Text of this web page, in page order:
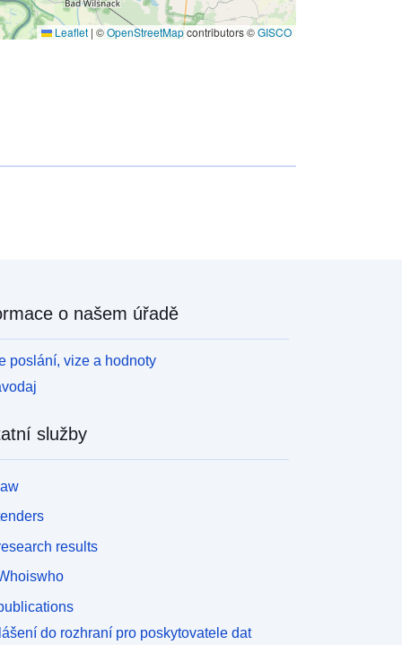
Leaflet | ©OpenStreetMapcontributors ©GISCO
o našem úřadě
poslání, vize a hodnoty
služby
results
do rozhraní pro poskytovatele dat